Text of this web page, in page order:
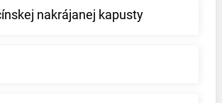
nakrájanej kapusty